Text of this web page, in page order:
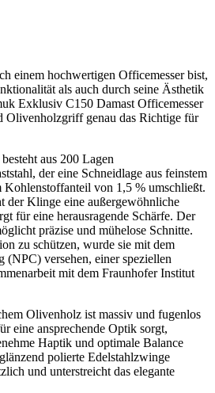
einem hochwertigen Officemesser bist,
als auch durch seine Ästhetik
Exklusiv C150 Damast Officemesser
Olivenholzgriff genau das Richtige für
aus 200 Lagen
der eine Schneidlage aus feinstem
von 1,5 % umschließt.
der Klinge eine außergewöhnliche
für eine herausragende Schärfe. Der
präzise und mühelose Schnitte.
zu schützen, wurde sie mit dem
(NPC) versehen, einer speziellen
mit dem Fraunhofer Institut
Olivenholz ist massiv und fugenlos
eine ansprechende Optik sorgt,
Haptik und optimale Balance
polierte Edelstahlzwinge
und unterstreicht das elegante